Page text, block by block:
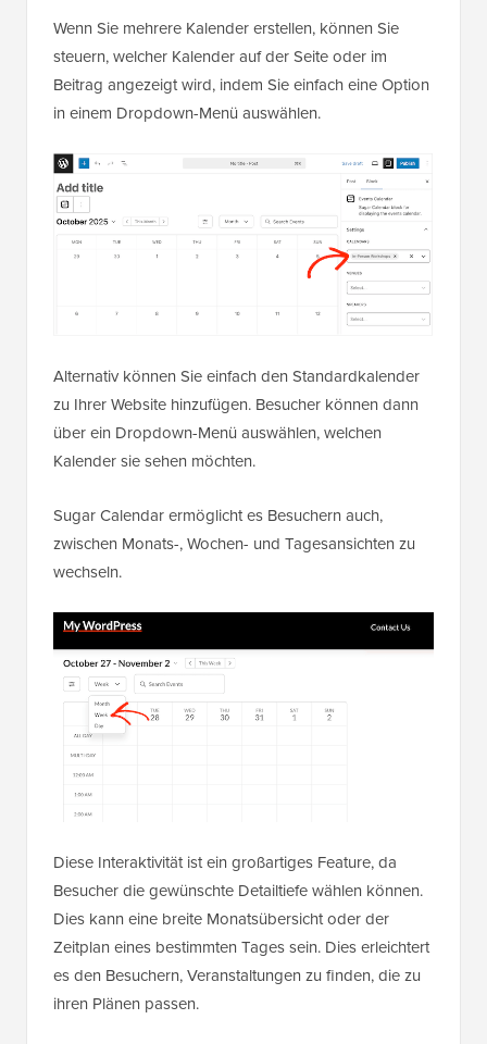
Wenn Sie mehrere Kalender erstellen, können Sie
steuern, welcher Kalender auf der Seite oder im
Beitrag angezeigt wird, indem Sie einfach eine Option
in einem Dropdown-Menü auswählen.
Alternativ können Sie einfach den Standardkalender
zu Ihrer Website hinzufügen. Besucher können dann
über ein Dropdown-Menü auswählen, welchen
Kalender sie sehen möchten.
Sugar Calendar ermöglicht es Besuchern auch,
zwischen Monats-, Wochen- und Tagesansichten zu
wechseln.
Diese Interaktivität ist ein großartiges Feature, da
Besucher die gewünschte Detailtiefe wählen können.
Dies kann eine breite Monatsübersicht oder der
Zeitplan eines bestimmten Tages sein. Dies erleichtert
es den Besuchern, Veranstaltungen zu finden, die zu
ihren Plänen passen.